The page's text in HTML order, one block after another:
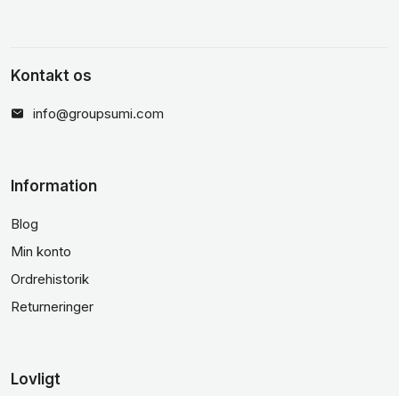
Kontakt os
info@groupsumi.com
Information
Blog
Min konto
Ordrehistorik
Returneringer
Lovligt